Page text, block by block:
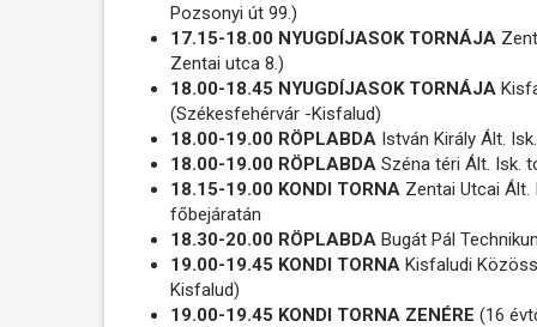
Pozsonyi út 99.)
17.15-18.00 NYUGDÍJASOK TORNÁJA
Zentai utca 8.)
18.00-18.45 NYUGDÍJASOK TORNÁJA
(Székesfehérvár -Kisfalud)
18.00-19.00 RÖPLABDA István Király Ált.
18.00-19.00 RÖPLABDA Széna téri Ált. Isk.
18.15-19.00 KONDI TORNA Zentai Utcai Ált.
főbejáratán
18.30-20.00 RÖPLABDA Bugát Pál
19.00-19.45 KONDI TORNA Kisfaludi
Kisfalud)
19.00-19.45 KONDI TORNA ZENÉRE (16